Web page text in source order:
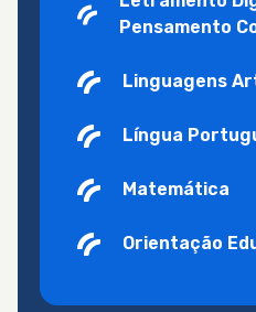
Pensamento
Linguagens
Língua
Matemática
Orientação